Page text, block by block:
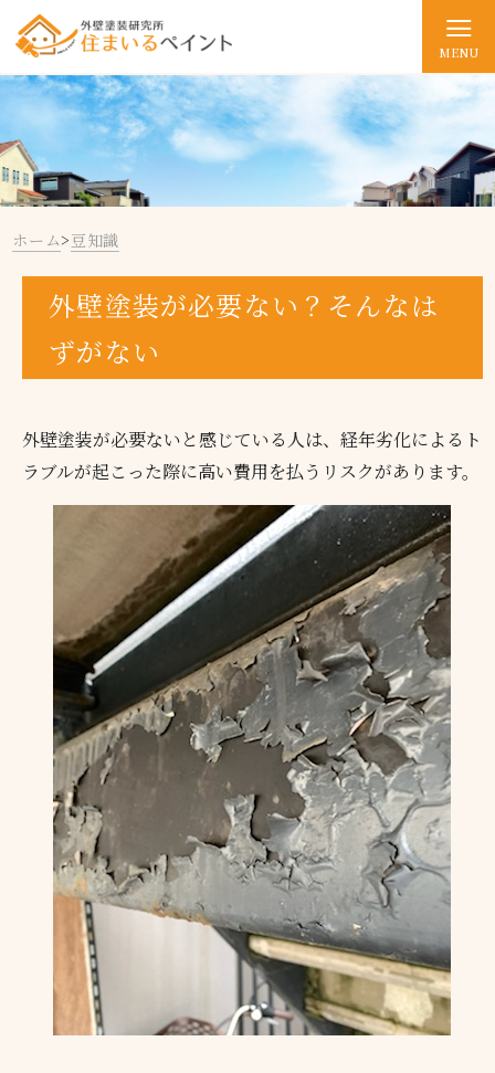
MENU
ホーム>豆知識
外壁塗装が必要ない？そんなは
ずがない
外壁塗装が必要ないと感じている人は、経年劣化によるト
ラブルが起こった際に高い費用を払うリスクがあります。